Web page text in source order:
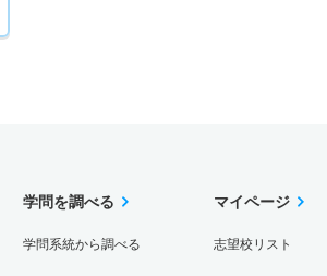
学問を調べる
学問系統から調べる
マイページ
志望校リスト